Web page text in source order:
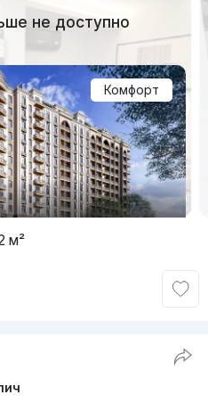
не доступно
Комфорт
1/11
м²